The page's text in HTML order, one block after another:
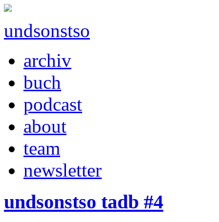
undsonstso
archiv
buch
podcast
about
team
newsletter
undsonstso tadb #4